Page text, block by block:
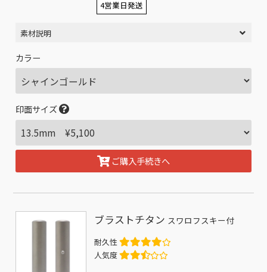
4営業日発送
素材説明
カラー
印面サイズ
ご購入手続きへ
ブラストチタン スワロフスキー付
耐久性
人気度